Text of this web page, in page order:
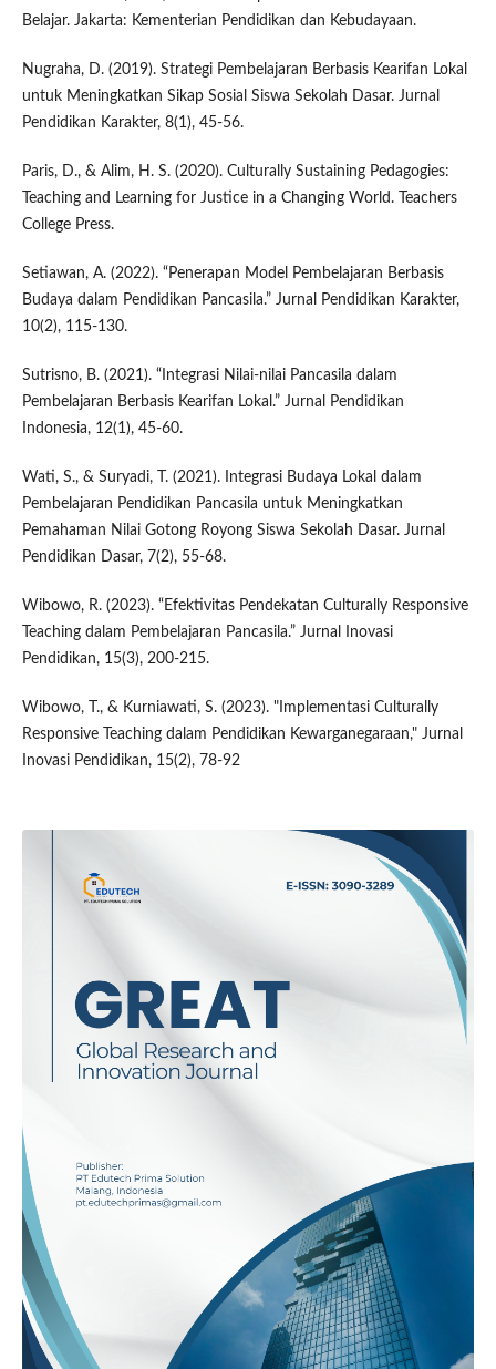
Belajar. Jakarta: Kementerian Pendidikan dan Kebudayaan.
Nugraha, D. (2019). Strategi Pembelajaran Berbasis Kearifan Lokal
untuk Meningkatkan Sikap Sosial Siswa Sekolah Dasar. Jurnal
Pendidikan Karakter, 8(1), 45-56.
Paris, D., & Alim, H. S. (2020). Culturally Sustaining Pedagogies:
Teaching and Learning for Justice in a Changing World. Teachers
College Press.
Setiawan, A. (2022). “Penerapan Model Pembelajaran Berbasis
Budaya dalam Pendidikan Pancasila.” Jurnal Pendidikan Karakter,
10(2), 115-130.
Sutrisno, B. (2021). “Integrasi Nilai-nilai Pancasila dalam
Pembelajaran Berbasis Kearifan Lokal.” Jurnal Pendidikan
Indonesia, 12(1), 45-60.
Wati, S., & Suryadi, T. (2021). Integrasi Budaya Lokal dalam
Pembelajaran Pendidikan Pancasila untuk Meningkatkan
Pemahaman Nilai Gotong Royong Siswa Sekolah Dasar. Jurnal
Pendidikan Dasar, 7(2), 55-68.
Wibowo, R. (2023). “Efektivitas Pendekatan Culturally Responsive
Teaching dalam Pembelajaran Pancasila.” Jurnal Inovasi
Pendidikan, 15(3), 200-215.
Wibowo, T., & Kurniawati, S. (2023). "Implementasi Culturally
Responsive Teaching dalam Pendidikan Kewarganegaraan," Jurnal
Inovasi Pendidikan, 15(2), 78-92